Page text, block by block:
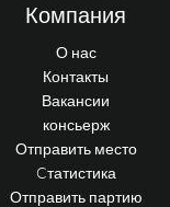
Компания
О нас
Контакты
Вакансии
консьерж
Отправить место
Cтатистика
Отправить партию